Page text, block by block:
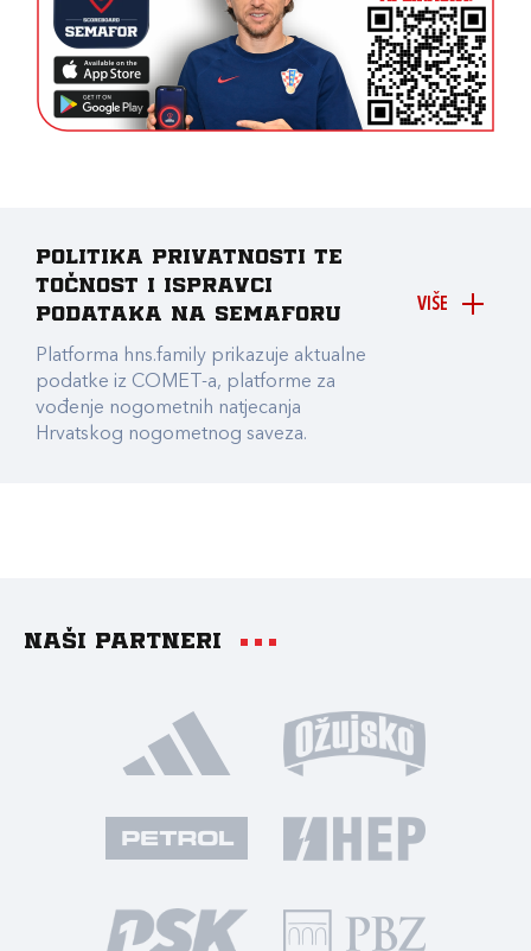
VIŠE
Politika privatnosti te
točnost i ispravci
podataka na Semaforu
Platforma hns.family prikazuje aktualne
podatke iz COMET-a, platforme za
vođenje nogometnih natjecanja
Hrvatskog nogometnog saveza.
Naši partneri